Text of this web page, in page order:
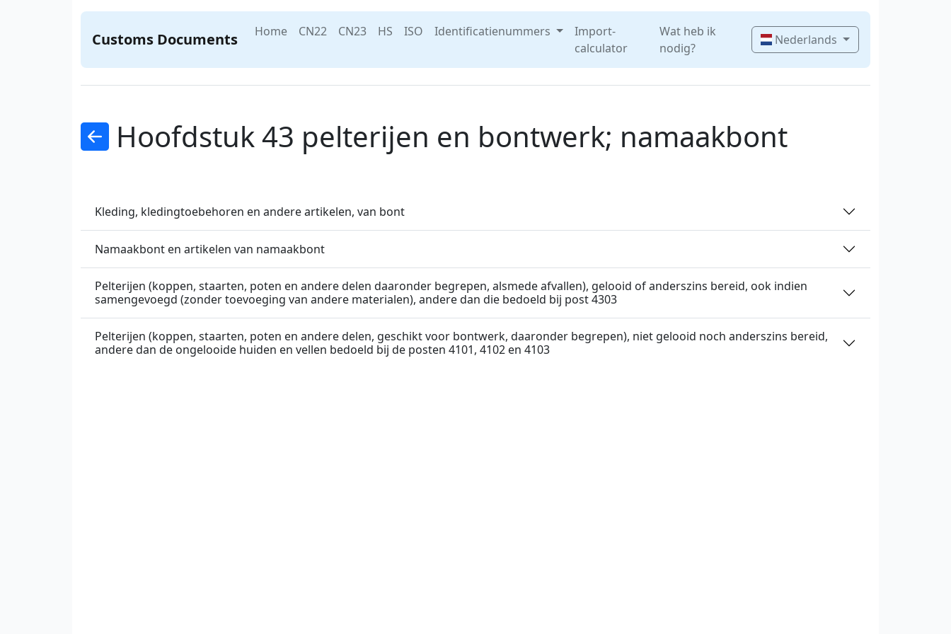
Customs Documents Home CN22 CN23 HS ISO Identificatienummers
Import-
calculator
Wat heb ik
nodig?
Nederlands
Hoofdstuk 43 pelterĳen en bontwerk; namaakbont
Kleding, kledingtoebehoren en andere artikelen, van bont
Namaakbont en artikelen van namaakbont
Pelterijen (koppen, staarten, poten en andere delen daaronder begrepen, alsmede afvallen), gelooid of anderszins bereid, ook indien
samengevoegd (zonder toevoeging van andere materialen), andere dan die bedoeld bij post 4303
Pelterijen (koppen, staarten, poten en andere delen, geschikt voor bontwerk, daaronder begrepen), niet gelooid noch anderszins bereid,
andere dan de ongelooide huiden en vellen bedoeld bij de posten 4101, 4102 en 4103